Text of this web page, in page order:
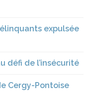
expulsée
défi de l’insécurité
Cergy-Pontoise